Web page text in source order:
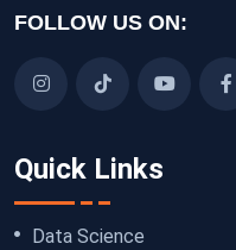
FOLLOW US ON:
Quick Links
Data Science